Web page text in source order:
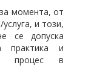
момента, от
и този,
се допуска
практика и
процес в